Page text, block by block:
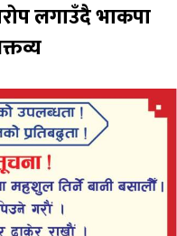
लगाउँदै भाकपा